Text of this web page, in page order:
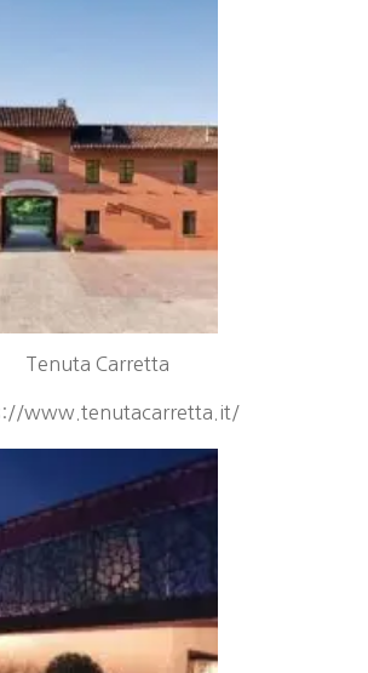
Tenuta Carretta
www.tenutacarretta.it/